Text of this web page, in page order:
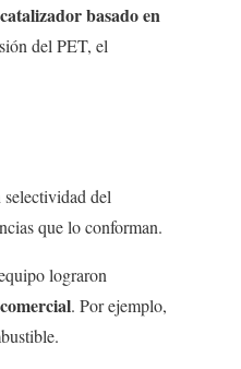
catalizador basado en
del PET, el
selectividad del
que lo conforman.
lograron
. Por ejemplo,